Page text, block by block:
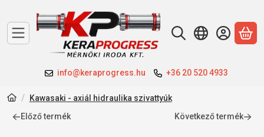
info@keraprogress.hu +36 20 520 4933
A
Kawasaki - axiál hidraulika szivattyúk
Előző termék
Következő termék